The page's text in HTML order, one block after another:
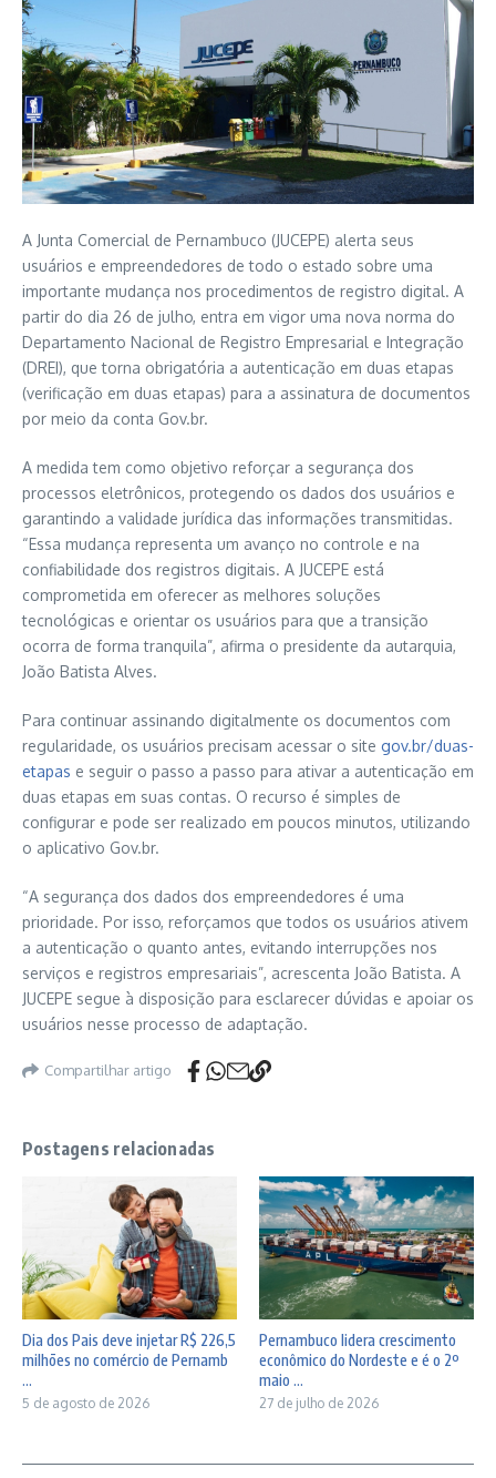
A Junta Comercial de Pernambuco (JUCEPE) alerta seus
usuários e empreendedores de todo o estado sobre uma
importante mudança nos procedimentos de registro digital. A
partir do dia 26 de julho, entra em vigor uma nova norma do
Departamento Nacional de Registro Empresarial e Integração
(DREI), que torna obrigatória a autenticação em duas etapas
(verificação em duas etapas) para a assinatura de documentos
por meio da conta Gov.br.
A medida tem como objetivo reforçar a segurança dos
processos eletrônicos, protegendo os dados dos usuários e
garantindo a validade jurídica das informações transmitidas.
“Essa mudança representa um avanço no controle e na
confiabilidade dos registros digitais. A JUCEPE está
comprometida em oferecer as melhores soluções
tecnológicas e orientar os usuários para que a transição
ocorra de forma tranquila”, afirma o presidente da autarquia,
João Batista Alves.
Para continuar assinando digitalmente os documentos com
regularidade, os usuários precisam acessar o site gov.br/duas-
etapas e seguir o passo a passo para ativar a autenticação em
duas etapas em suas contas. O recurso é simples de
configurar e pode ser realizado em poucos minutos, utilizando
o aplicativo Gov.br.
“A segurança dos dados dos empreendedores é uma
prioridade. Por isso, reforçamos que todos os usuários ativem
a autenticação o quanto antes, evitando interrupções nos
serviços e registros empresariais”, acrescenta João Batista. A
JUCEPE segue à disposição para esclarecer dúvidas e apoiar os
usuários nesse processo de adaptação.
Compartilhar artigo
Postagens relacionadas
Dia dos Pais deve injetar R$ 226,5
milhões no comércio de Pernamb
...
5 de agosto de 2026
Pernambuco lidera crescimento
econômico do Nordeste e é o 2º
maio ...
27 de julho de 2026